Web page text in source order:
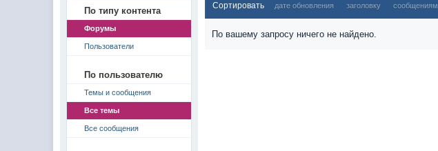
По типу контента
Форумы
Пользователи
По пользователю
Темы и сообщения
Все темы
Все сообщения
Сортировать дате обновления заголовку сообщениям
По вашему запросу ничего не найдено.